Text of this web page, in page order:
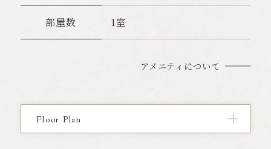
部屋数 1室
アメニティについて
Floor Plan